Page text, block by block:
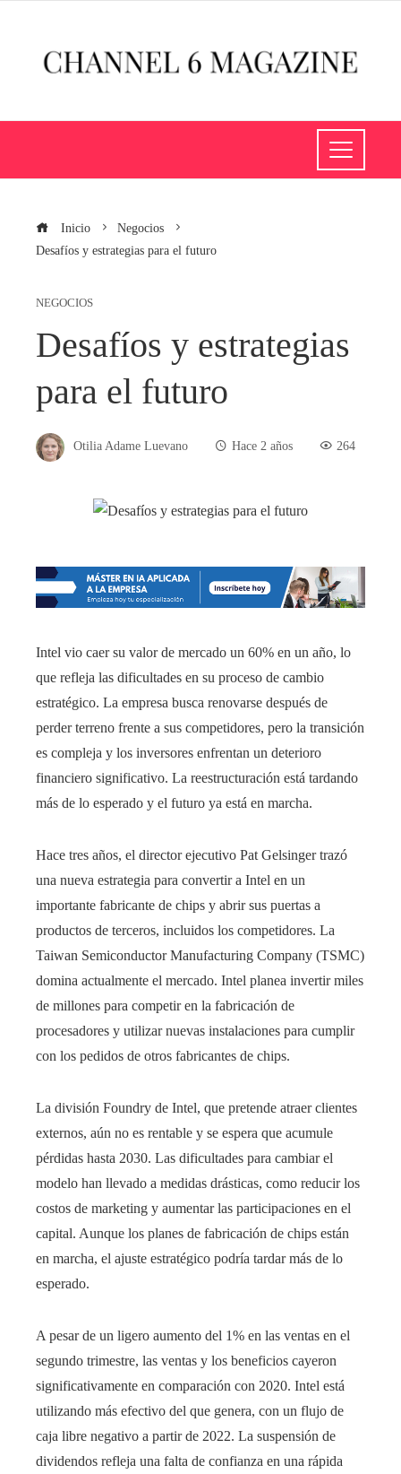
Inicio
Negocios
Desafíos y estrategias para el futuro
NEGOCIOS
Desafíos y estrategias
para el futuro
Otilia Adame Luevano Hace 2 años 264
Intel vio caer su valor de mercado un 60% en un año, lo
que refleja las dificultades en su proceso de cambio
estratégico. La empresa busca renovarse después de
perder terreno frente a sus competidores, pero la transición
es compleja y los inversores enfrentan un deterioro
financiero significativo. La reestructuración está tardando
más de lo esperado y el futuro ya está en marcha.
Hace tres años, el director ejecutivo Pat Gelsinger trazó
una nueva estrategia para convertir a Intel en un
importante fabricante de chips y abrir sus puertas a
productos de terceros, incluidos los competidores. La
Taiwan Semiconductor Manufacturing Company (TSMC)
domina actualmente el mercado. Intel planea invertir miles
de millones para competir en la fabricación de
procesadores y utilizar nuevas instalaciones para cumplir
con los pedidos de otros fabricantes de chips.
La división Foundry de Intel, que pretende atraer clientes
externos, aún no es rentable y se espera que acumule
pérdidas hasta 2030. Las dificultades para cambiar el
modelo han llevado a medidas drásticas, como reducir los
costos de marketing y aumentar las participaciones en el
capital. Aunque los planes de fabricación de chips están
en marcha, el ajuste estratégico podría tardar más de lo
esperado.
A pesar de un ligero aumento del 1% en las ventas en el
segundo trimestre, las ventas y los beneficios cayeron
significativamente en comparación con 2020. Intel está
utilizando más efectivo del que genera, con un flujo de
caja libre negativo a partir de 2022. La suspensión de
dividendos refleja una falta de confianza en una rápida